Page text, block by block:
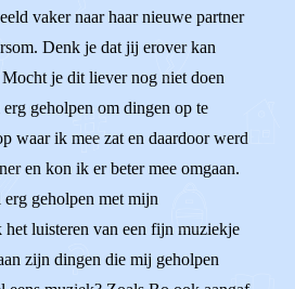
vaker naar haar nieuwe partner
Denk je dat jij erover kan
je dit liever nog niet doen
geholpen om dingen op te
waar ik mee zat en daardoor werd
en kon ik er beter mee omgaan.
geholpen met mijn
luisteren van een fijn muziekje
zijn dingen die mij geholpen